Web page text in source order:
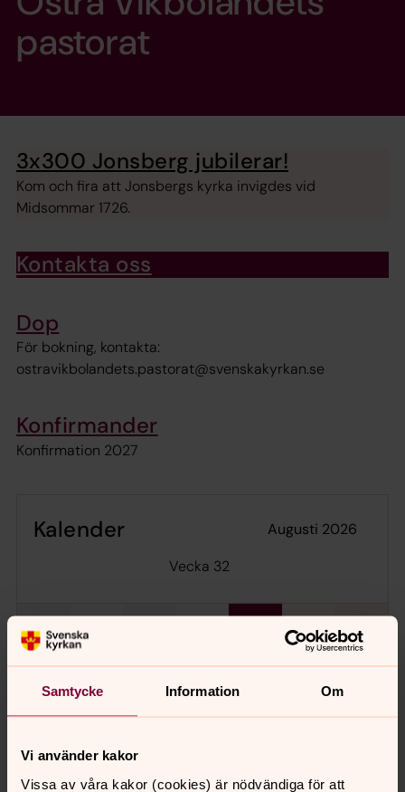
Samtycke Information Om
Vi använder kakor
Vissa av våra kakor (cookies) är nödvändiga för att
pastorat
3x300 Jonsberg jubilerar!
Kom och fira att Jonsbergs kyrka invigdes vid
Midsommar 1726.
Kontakta oss
Dop
För bokning, kontakta:
ostravikbolandets.pastorat@svenskakyrkan.se
Konfirmander
Konfirmation 2027
Kalender
augusti 2026
Vecka 32
mån
3
tis
4
ons tor fre lör
8
sön
9
Inga händelser i dag.